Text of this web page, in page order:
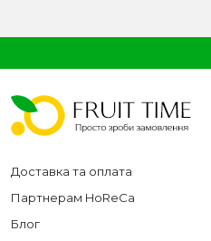
Доставка та оплата
Партнерам HoReCa
Блог